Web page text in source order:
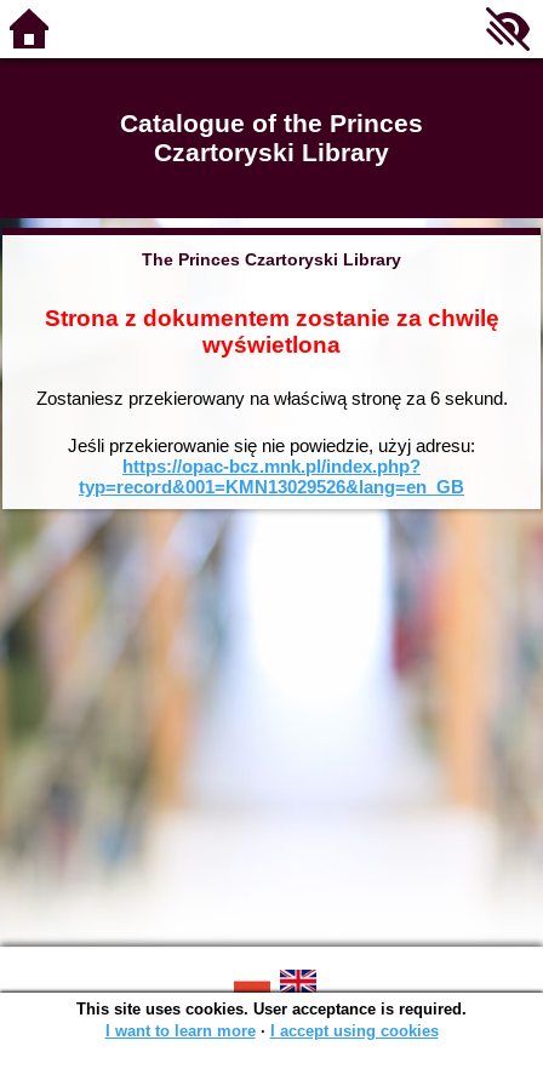
Catalogue of the Princes
Czartoryski Library
The Princes Czartoryski Library
Strona z dokumentem zostanie za chwilę
wyświetlona
Zostaniesz przekierowany na właściwą stronę za 6sekund.
Jeśli przekierowanie się nie powiedzie, użyj adresu:
https://opac-bcz.mnk.pl/index.php?
typ=record&001=KMN13029526&lang=en_GB
SOWA OPAC v. 6.11.10 (2026-07-24)
Generated in 0,0014 s.
This site uses cookies. User acceptance is required.
I want to learn more∙ I accept using cookies